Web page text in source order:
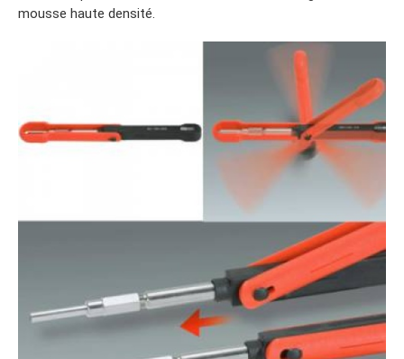
mousse haute densité.